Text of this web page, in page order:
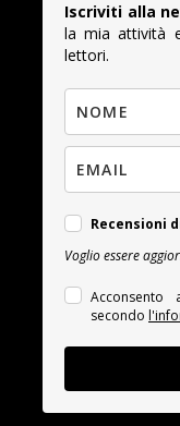
Iscriviti alla
la mia attività
lettori.
Recensioni
Voglio essere
secondo